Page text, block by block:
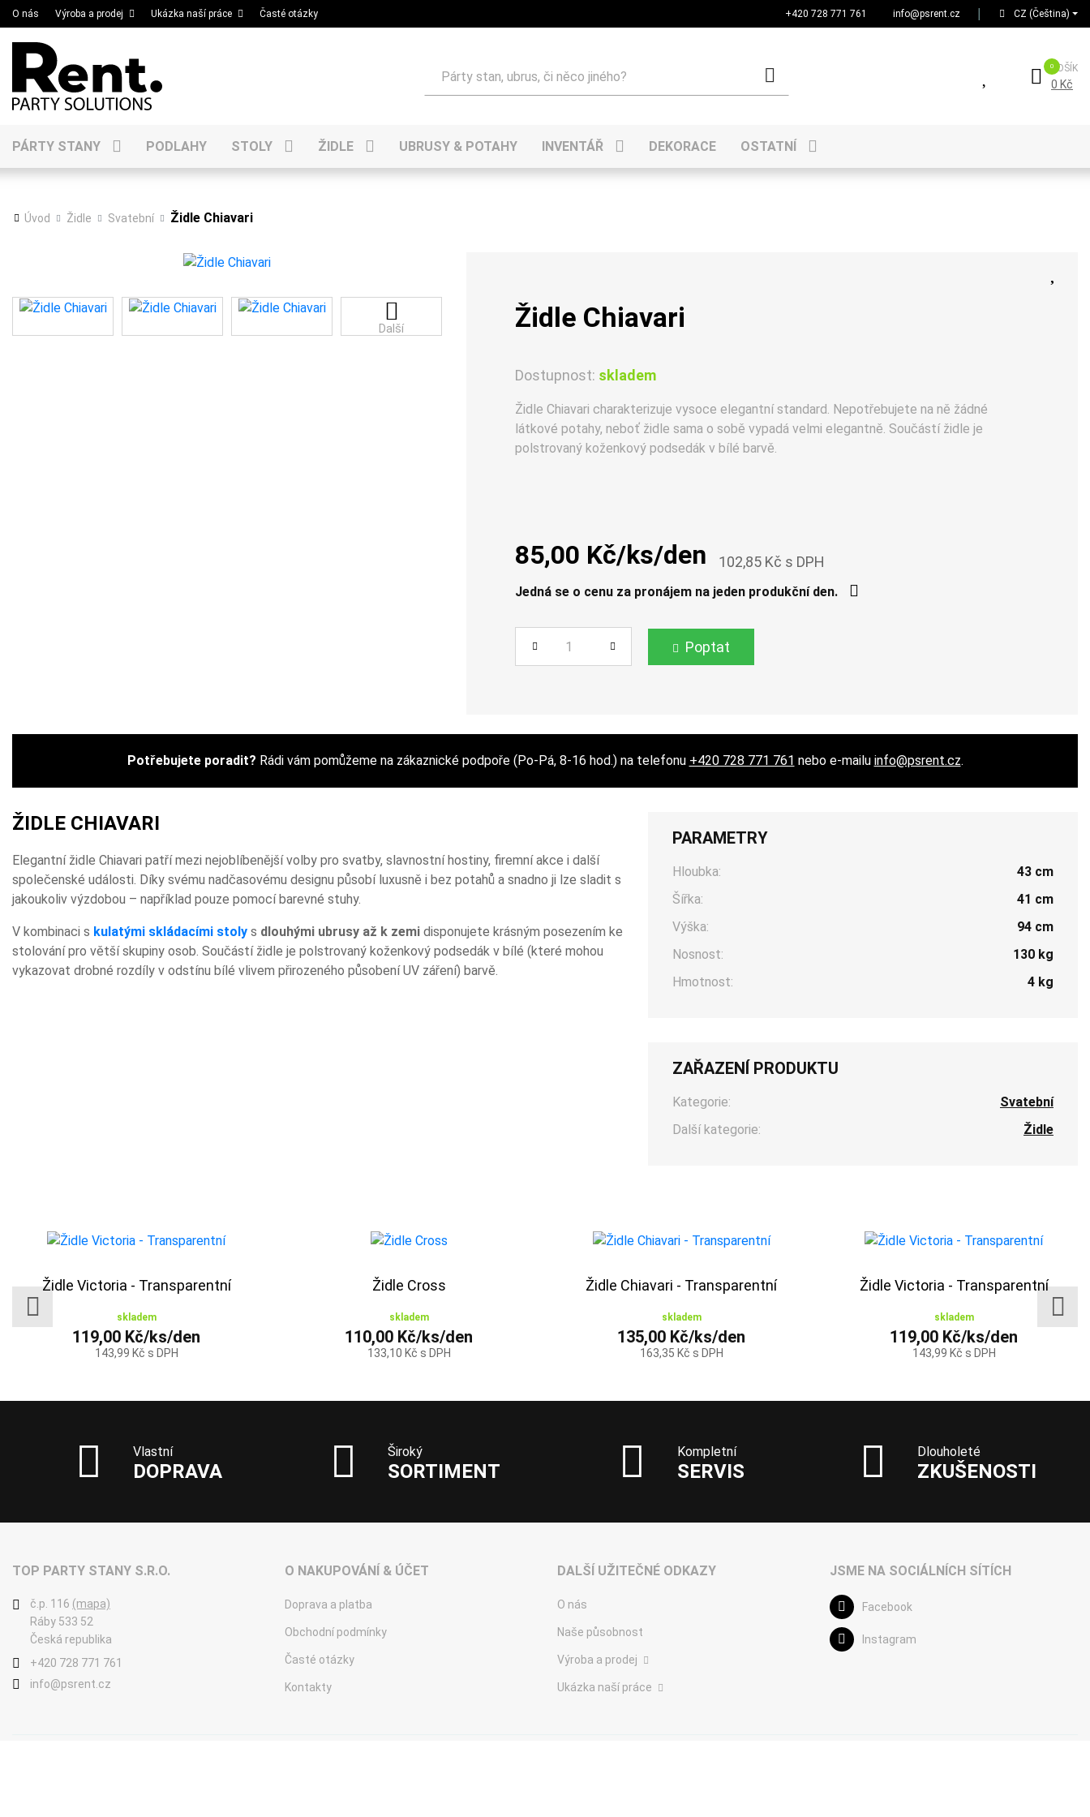
O nás Výroba a prodej Ukázka naší práce Časté otázky +420 728 771 761 info@psrent.cz CZ (Čeština)
KOŠÍK
0 Kč
PÁRTY STANY PODLAHY STOLY ŽIDLE UBRUSY & POTAHY INVENTÁŘ DEKORACE OSTATNÍ
Úvod Židle Svatební Židle Chiavari
Další Židle Chiavari
Dostupnost: skladem
Židle Chiavari charakterizuje vysoce elegantní standard. Nepotřebujete na ně žádné
látkové potahy, neboť židle sama o sobě vypadá velmi elegantně. Součástí židle je
polstrovaný koženkový podsedák v bílé barvě.
85,00 Kč/ks/den 102,85 Kč s DPH
Jedná se o cenu za pronájem na jeden produkční den.
Počet Poptat
Potřebujete poradit? Rádi vám pomůžeme na zákaznické podpoře (Po-Pá, 8-16 hod.) na telefonu +420 728 771 761 nebo e-mailu info@psrent.cz.
ŽIDLE CHIAVARI
Elegantní židle Chiavari patří mezi nejoblíbenější volby pro svatby, slavnostní hostiny, firemní akce i další
společenské události. Díky svému nadčasovému designu působí luxusně i bez potahů a snadno ji lze sladit s
jakoukoliv výzdobou – například pouze pomocí barevné stuhy.
V kombinaci s kulatými skládacími stoly s dlouhými ubrusy až k zemi disponujete krásným posezením ke
stolování pro větší skupiny osob. Součástí židle je polstrovaný koženkový podsedák v bílé (které mohou
vykazovat drobné rozdíly v odstínu bílé vlivem přirozeného působení UV záření) barvě.
PARAMETRY
Hloubka:
43 cm
Šířka:
41 cm
Výška:
94 cm
Nosnost:
130 kg
Hmotnost:
4 kg
ZAŘAZENÍ PRODUKTU
Kategorie:
Svatební
Další kategorie:
Židle
Židle Victoria - Transparentní
skladem
119,00 Kč/ks/den
143,99 Kč s DPH
Židle Cross
skladem
110,00 Kč/ks/den
133,10 Kč s DPH
Židle Chiavari - Transparentní
skladem
135,00 Kč/ks/den
163,35 Kč s DPH
Židle Victoria - Transparentní
skladem
119,00 Kč/ks/den
143,99 Kč s DPH
Vlastní
DOPRAVA
Široký
SORTIMENT
Kompletní
SERVIS
Dlouholeté
ZKUŠENOSTI
TOP PARTY STANY S.R.O.
č.p. 116 (mapa)
Ráby 533 52
Česká republika
+420 728 771 761
info@psrent.cz
O NAKUPOVÁNÍ & ÚČET
Doprava a platba
Obchodní podmínky
Časté otázky
Kontakty
DALŠÍ UŽITEČNÉ ODKAZY
O nás
Naše působnost
Výroba a prodej
Ukázka naší práce
JSME NA SOCIÁLNÍCH SÍTÍCH
Facebook
Instagram